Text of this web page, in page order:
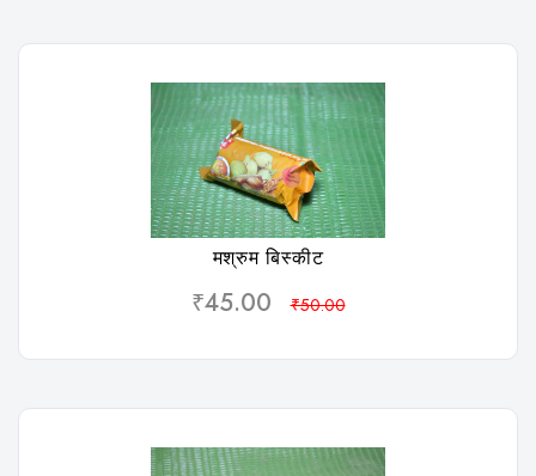
मश्रुम बिस्कीट
₹45.00 ₹50.00
विशलिस्ट